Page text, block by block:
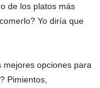
de los platos más
Yo diría que
mejores opciones para
Pimientos,